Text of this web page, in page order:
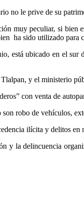
no le prive de su
muy peculiar, si
ha sido utilizado para
está ubicado en el
y el ministerio
con venta de
robo de vehículos,
ilícita y delitos
y la delincuencia